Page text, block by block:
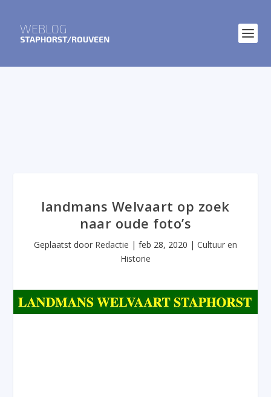
landmans Welvaart op zoek
naar oude foto’s
Geplaatst door Redactie | feb 28, 2020 | Cultuur en
Historie